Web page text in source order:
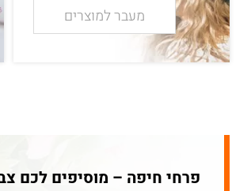
מעבר למוצרים
פרחי חיפה – מוסיפים לכם צבע